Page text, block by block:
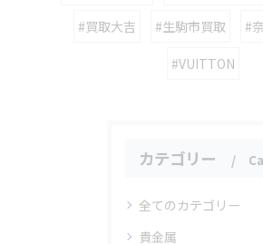
#買取大吉 #生駒市買取 #
#VUITTON
カテゴリー
全てのカテゴリー
貴金属